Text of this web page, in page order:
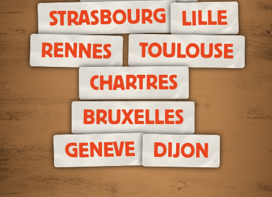
STRASBOURG LILLE
RENNES TOULOUSE
CHARTRES
BRUXELLES
GENEVE DIJON